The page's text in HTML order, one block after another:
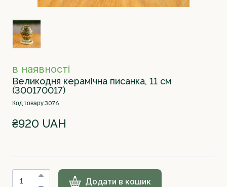
в наявності
Великодня керамічна писанка, 11 см
(300170017)
Код товару 3076
₴920 UAH
Додати в кошик